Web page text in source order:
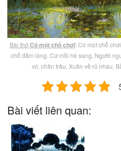
Bài thơCó một chỗ chơi: Có một chỗ
chỗ đầm làng. Cứ mỗi hè sang, Người
vó, chăn trâu, Xuân về rủ nhau,
Bài viết liên quan: